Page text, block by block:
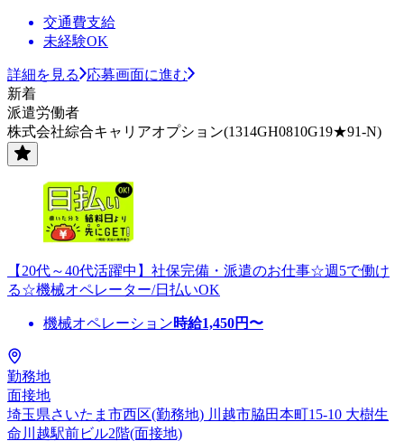
交通費支給
未経験OK
詳細を見る
応募画面に進む
新着
派遣労働者
株式会社綜合キャリアオプション(1314GH0810G19★91-N)
【20代～40代活躍中】社保完備・派遣のお仕事☆週5で働け
る☆機械オペレーター/日払いOK
機械オペレーション時給1,450円〜
勤務地
面接地
埼玉県さいたま市西区(勤務地) 川越市脇田本町15-10 大樹生
命川越駅前ビル2階(面接地)